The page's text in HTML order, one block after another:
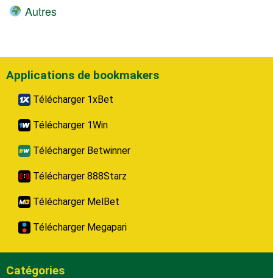
Autres
Applications de bookmakers
Télécharger 1xBet
Télécharger 1Win
Télécharger Betwinner
Télécharger 888Starz
Télécharger MelBet
Télécharger Megapari
Catégories